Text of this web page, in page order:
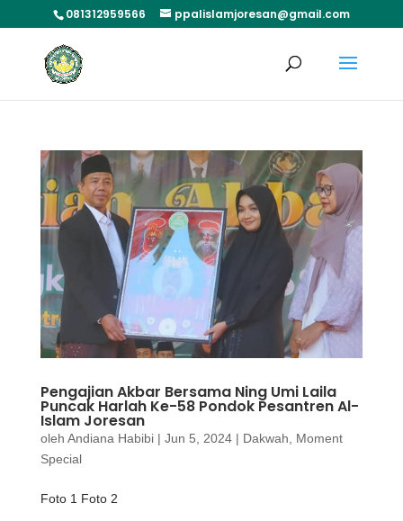
081312959566 ppalislamjoresan@gmail.com
Pengajian Akbar Bersama Ning Umi Laila
Puncak Harlah Ke-58 Pondok Pesantren Al-
Islam Joresan
oleh Andiana Habibi| Jun 5, 2024| Dakwah, Moment
Special
Foto 1 Foto 2